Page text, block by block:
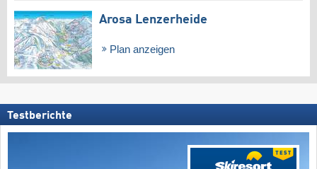
Arosa Lenzerheide
Plan anzeigen
Testberichte